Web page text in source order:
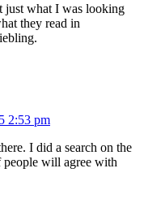
just what I was looking
they read in
2:53 pm
I did a search on the
people will agree with